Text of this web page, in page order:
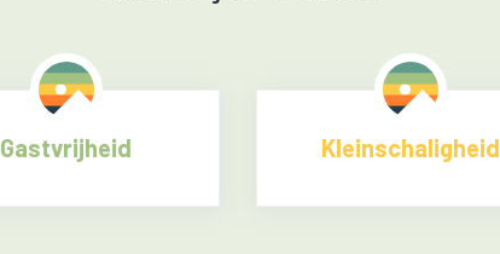
Gastvrijheid Kleinschaligheid